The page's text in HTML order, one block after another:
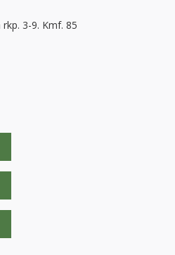
3-9. Kmf. 85